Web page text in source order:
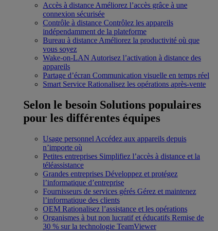
Accès à distance Améliorez l’accès grâce à une
connexion sécurisée
Contrôle à distance Contrôlez les appareils
indépendamment de la plateforme
Bureau à distance Améliorez la productivité où que
vous soyez
Wake-on-LAN Autorisez l’activation à distance des
appareils
Partage d’écran Communication visuelle en temps réel
Smart Service Rationalisez les opérations après-vente
Selon le besoin Solutions populaires
pour les différentes équipes
Usage personnel Accédez aux appareils depuis
n’importe où
Petites entreprises Simplifiez l’accès à distance et la
téléassistance
Grandes entreprises Développez et protégez
l’informatique d’entreprise
Fournisseurs de services gérés Gérez et maintenez
l’informatique des clients
OEM Rationalisez l’assistance et les opérations
Organismes à but non lucratif et éducatifs Remise de
30 % sur la technologie TeamViewer